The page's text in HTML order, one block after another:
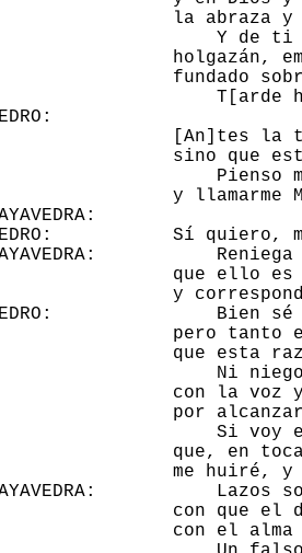
la abraza
Y de
holgazán,
fundado
T[arde
[An]tes la
sino que
Pienso
y llamarme
Sí quiero,
que ello
y
Bien sé
pero tanto
que esta
Ni
con la voz
por
Si voy
que, en
me huiré,
Lazos
con que el
con el